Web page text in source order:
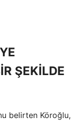
ŞEKİLDE
belirten Köroğlu,